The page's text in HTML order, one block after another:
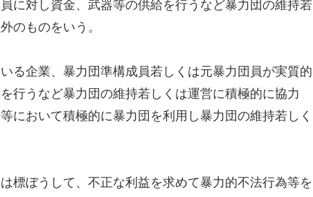
に対し資金、武器等の供給を行うなど暴力団の維持若
のものをいう。
る企業、暴力団準構成員若しくは元暴力団員が実質的
行うなど暴力団の維持若しくは運営に積極的に協力
において積極的に暴力団を利用し暴力団の維持若しく
標ぼうして、不正な利益を求めて暴力的不法行為等を